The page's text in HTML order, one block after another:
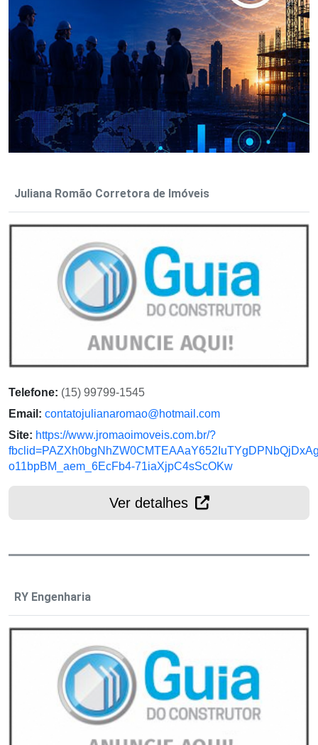
Juliana Romão Corretora de Imóveis
Telefone: (15) 99799-1545
Email: contatojulianaromao@hotmail.com
Site: https://www.jromaoimoveis.com.br/?
o11bpBM_aem_6EcFb4-71iaXjpC4sScOKw
Ver detalhes
RY Engenharia